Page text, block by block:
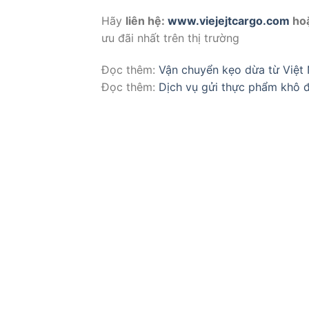
Hãy liên hệ: www.viejejtcargo.com
ưu đãi nhất trên thị trường
Đọc thêm: Vận chuyển kẹo dừa từ Việt
Đọc thêm: Dịch vụ gửi thực phẩm khô